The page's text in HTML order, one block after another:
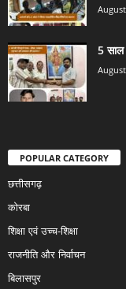
5 साल
POPULAR CATEGORY
छत्तीसगढ़
कोरबा
शिक्षा एवं उच्च-शिक्षा
राजनीति और निर्वाचन
बिलासपुर